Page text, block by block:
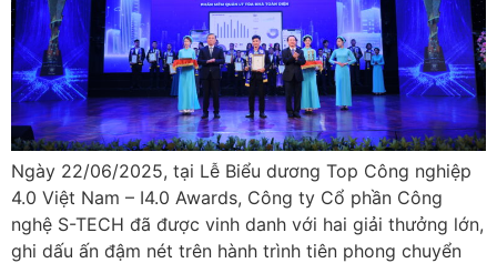
Ngày 22/06/2025, tại Lễ Biểu dương Top Công nghiệp
4.0 Việt Nam – I4.0 Awards, Công ty Cổ phần Công
nghệ S-TECH đã được vinh danh với hai giải thưởng lớn,
ghi dấu ấn đậm nét trên hành trình tiên phong chuyển